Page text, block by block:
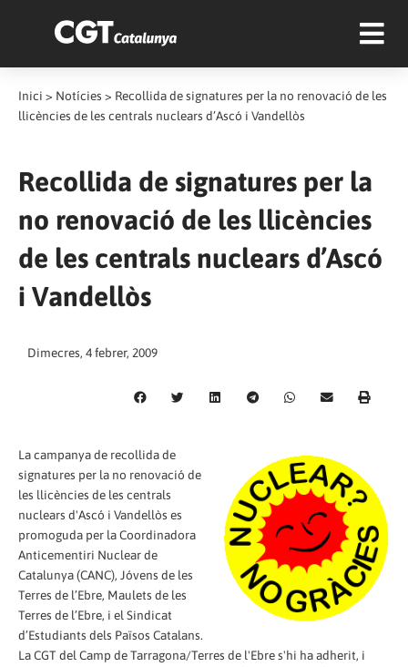
Inici > Notícies > Recollida de signatures per la no renovació de les
llicències de les centrals nuclears d’Ascó i Vandellòs
Recollida de signatures per la
no renovació de les llicències
de les centrals nuclears d’Ascó
i Vandellòs
Dimecres, 4 febrer, 2009
La campanya de recollida de
signatures per la no renovació de
les llicències de les centrals
nuclears d'Ascó i Vandellòs es
promoguda per la Coordinadora
Anticementiri Nuclear de
Catalunya (CANC), Jóvens de les
Terres de l’Ebre, Maulets de les
Terres de l’Ebre, i el Sindicat
d’Estudiants dels Països Catalans.
La CGT del Camp de Tarragona/Terres de l'Ebre s'hi ha adherit, i